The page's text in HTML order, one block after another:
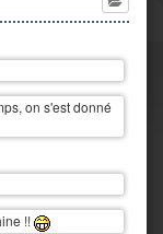
on s'est donné
!!